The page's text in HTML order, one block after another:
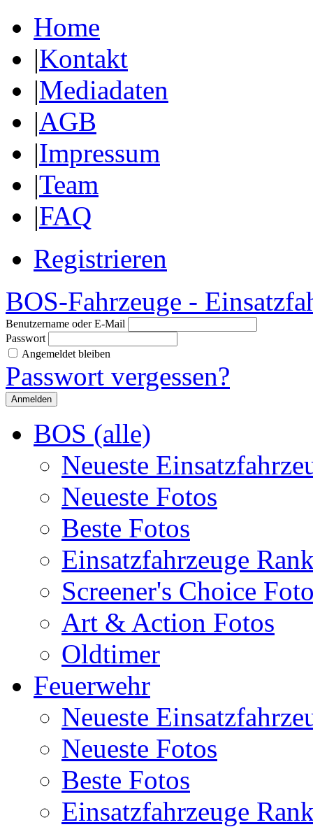
Home
|Kontakt
|Mediadaten
|AGB
|Impressum
|Team
|FAQ
Registrieren
BOS-Fahrzeuge -
Benutzername oder E-Mail
Passwort
Angemeldet bleiben
Passwort vergessen?
BOS (alle)
Neueste
Neueste Fotos
Beste Fotos
Einsatzfahrzeuge
Screener's Choice
Art & Action Fotos
Oldtimer
Feuerwehr
Neueste
Neueste Fotos
Beste Fotos
Einsatzfahrzeuge